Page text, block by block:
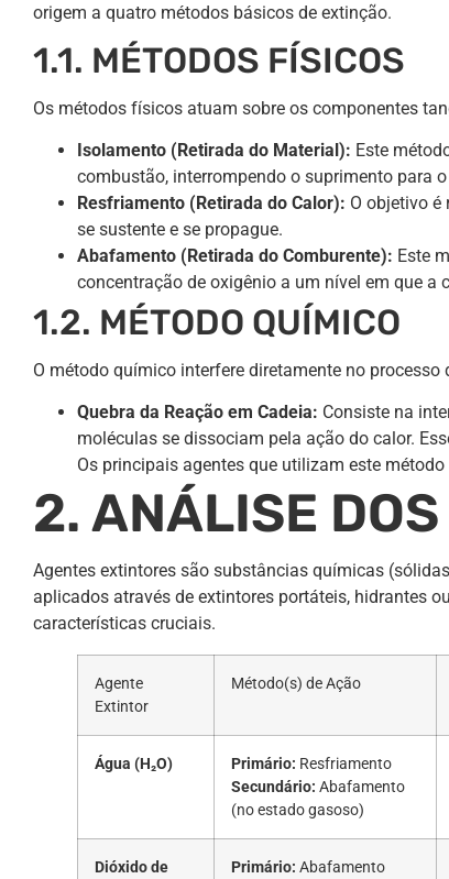
origem a quatro métodos básicos de extinção.
1.1. MÉTODOS FÍSICOS
Os métodos físicos atuam sobre os componentes
Isolamento (Retirada do Material): Este
combustão, interrompendo o suprimento para
Resfriamento (Retirada do Calor): O objetivo
se sustente e se propague.
Abafamento (Retirada do Comburente): Este
concentração de oxigênio a um nível em que
1.2. MÉTODO QUÍMICO
O método químico interfere diretamente no
Quebra da Reação em Cadeia: Consiste na
moléculas se dissociam pela ação do calor.
Os principais agentes que utilizam este
2. ANÁLISE
Agentes extintores são substâncias químicas
aplicados através de extintores portáteis, hidrantes
características cruciais.
Agente
Extintor
Método(s) de Ação
Água (H₂O) Primário: Resfriamento
Secundário: Abafamento
(no estado gasoso)
Dióxido de
Primário: Abafamento